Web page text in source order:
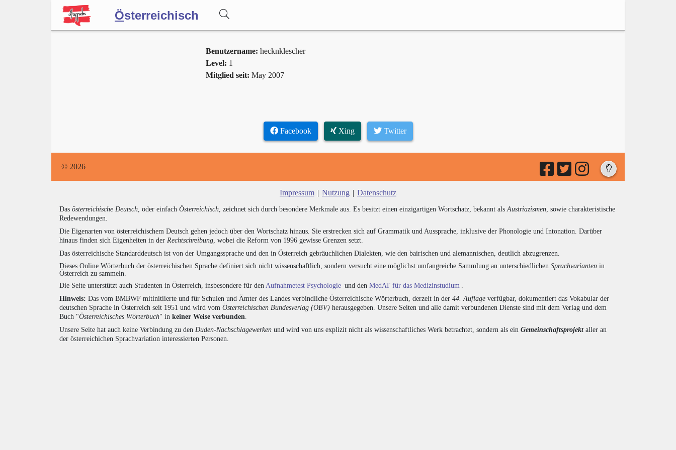
Österreichisch
Benutzername: hecknklescher
Level: 1
Mitglied seit: May 2007
Facebook Xing Twitter
© 2026
Impressum | Nutzung | Datenschutz
Das österreichische Deutsch , oder einfach Österreichisch , zeichnet sich durch besondere Merkmale aus. Es besitzt einen einzigartigen Wortschatz, bekannt als Austriazismen , sowie charakteristische
Redewendungen.
Die Eigenarten von österreichischem Deutsch gehen jedoch über den Wortschatz hinaus. Sie erstrecken sich auf Grammatik und Aussprache, inklusive der Phonologie und Intonation. Darüber
hinaus finden sich Eigenheiten in der Rechtschreibung , wobei die Reform von 1996 gewisse Grenzen setzt.
Das österreichische Standarddeutsch ist von der Umgangssprache und den in Österreich gebräuchlichen Dialekten, wie den bairischen und alemannischen, deutlich abzugrenzen.
Dieses Online Wörterbuch der österreichischen Sprache definiert sich nicht wissenschaftlich, sondern versucht eine möglichst umfangreiche Sammlung an unterschiedlichen Sprachvarianten in
Österreich zu sammeln.
Die Seite unterstützt auch Studenten in Österreich, insbesondere für den Aufnahmetest Psychologie und den MedAT für das Medizinstudium
Hinweis: Das vom BMBWF mitinitiierte und für Schulen und Ämter des Landes verbindliche Österreichische Wörterbuch, derzeit in der 44. Auflage verfügbar, dokumentiert das Vokabular der
deutschen Sprache in Österreich seit 1951 und wird vom Österreichischen Bundesverlag (ÖBV) herausgegeben. Unsere Seiten und alle damit verbundenen Dienste sind mit dem Verlag und dem
Buch "Österreichisches Wörterbuch" in keiner Weise verbunden
Unsere Seite hat auch keine Verbindung zu den Duden-Nachschlagewerken und wird von uns explizit nicht als wissenschaftliches Werk betrachtet, sondern als ein Gemeinschaftsprojektaller an
der österreichichen Sprachvariation interessierten Personen.